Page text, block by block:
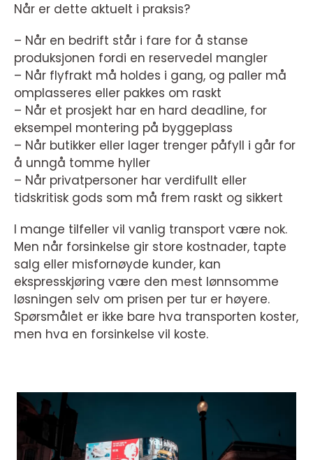
Når er dette aktuelt i praksis?
– Når en bedrift står i fare for å stanse
produksjonen fordi en reservedel mangler
– Når flyfrakt må holdes i gang, og paller må
omplasseres eller pakkes om raskt
– Når et prosjekt har en hard deadline, for
eksempel montering på byggeplass
– Når butikker eller lager trenger påfyll i går for
å unngå tomme hyller
– Når privatpersoner har verdifullt eller
tidskritisk gods som må frem raskt og sikkert
I mange tilfeller vil vanlig transport være nok.
Men når forsinkelse gir store kostnader, tapte
salg eller misfornøyde kunder, kan
ekspresskjøring være den mest lønnsomme
løsningen selv om prisen per tur er høyere.
Spørsmålet er ikke bare hva transporten koster,
men hva en forsinkelse vil koste.